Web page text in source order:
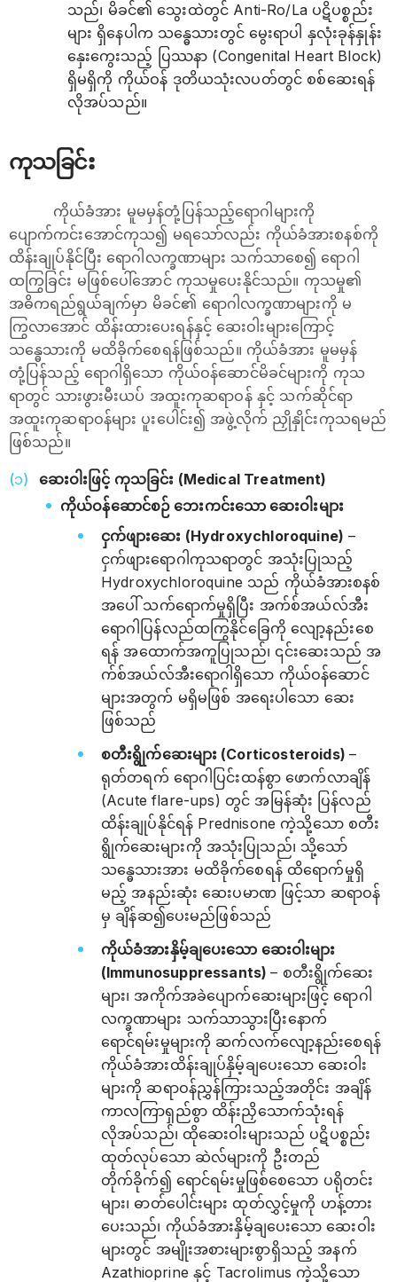
သည်၊ မိခင်၏ သွေးထဲတွင် Anti-Ro/La ပဋိပစ္စည်း
များ ရှိနေပါက သန္ဓေသားတွင် မွေးရာပါ နှလုံးခုန်နှုန်း
နှေးကွေးသည့် ပြဿနာ (Congenital Heart Block)
ရှိမရှိကို ကိုယ်ဝန် ဒုတိယသုံးလပတ်တွင် စစ်ဆေးရန်
လိုအပ်သည်။
ကုသခြင်း
ကိုယ်ခံအား မူမမှန်တုံ့ပြန်သည့်ရောဂါများကို
ပျောက်ကင်းအောင်ကုသ၍ မရသော်လည်း ကိုယ်ခံအားစနစ်ကို
ထိန်းချုပ်နိုင်ပြီး ရောဂါလက္ခဏာများ သက်သာစေ၍ ရောဂါ
ထကြွခြင်း မဖြစ်ပေါ်အောင် ကုသမှုပေးနိုင်သည်။ ကုသမှု၏
အဓိကရည်ရွယ်ချက်မှာ မိခင်၏ ရောဂါလက္ခဏာများကို မ
ကြွလာအောင် ထိန်းထားပေးရန်နှင့် ဆေးဝါးများကြောင့်
သန္ဓေသားကို မထိခိုက်စေရန်ဖြစ်သည်။ ကိုယ်ခံအား မူမမှန်
တုံ့ပြန်သည့် ရောဂါရှိသော ကိုယ်ဝန်ဆောင်မိခင်များကို ကုသ
ရာတွင် သားဖွားမီးယပ် အထူးကုဆရာဝန် နှင့် သက်ဆိုင်ရာ
အထူးကုဆရာဝန်များ ပူးပေါင်း၍ အဖွဲ့လိုက် ညှိုနှိုင်းကုသရမည်
ဖြစ်သည်။
ဆေးဝါးဖြင့် ကုသခြင်း (Medical Treatment)
ကိုယ်ဝန်ဆောင်စဉ် ဘေးကင်းသော ဆေးဝါးများ
ငှက်‌ဖျားဆေး (Hydroxychloroquine) –
ငှက်ဖျားရောဂါကုသရာတွင် အသုံးပြုသည့်
Hydroxychloroquine သည် ကိုယ်ခံအားစနစ်
အပေါ် သက်ရောက်မှုရှိပြီး အက်စ်အယ်လ်အီး
ရောဂါပြန်လည်ထကြွနိုင်ခြေကို လျော့နည်းစေ
ရန် အထောက်အကူပြုသည်၊ ၎င်းဆေးသည် အ
က်စ်အယ်လ်အီးရောဂါရှိသော ကိုယ်ဝန်ဆောင်
များအတွက် မရှိမဖြစ် အရေးပါသော ဆေး
ဖြစ်သည်
စတီးရွိုက်ဆေးများ (Corticosteroids) –
ရုတ်တရက် ရောဂါပြင်းထန်စွာ ဖောက်လာချိန်
(Acute flare-ups) တွင် အမြန်ဆုံး ပြန်လည်
ထိန်းချုပ်နိုင်ရန် Prednisone ကဲ့သို့သော စတီး
ရွိုက်ဆေးများကို အသုံးပြုသည်၊ သို့သော်
သန္ဓေသားအား မထိခိုက်စေရန် ထိရောက်မှုရှိ
မည့် အနည်းဆုံး ဆေးပမာဏ ဖြင့်သာ ဆရာဝန်
မှ ချိန်ဆ၍ပေးမည်ဖြစ်သည်
ကိုယ်ခံအားနှိမ့်ချပေးသော ဆေးဝါးများ
(Immunosuppressants)– စတီးရွိုက်ဆေး
များ၊ အကိုက်အခဲပျောက်ဆေးများဖြင့် ရောဂါ
လက္ခဏာများ သက်သာသွားပြီးနောက်
ရောင်ရမ်းမှုများကို ဆက်လက်လျော့နည်းစေရန်
ကိုယ်ခံအားထိန်းချုပ်နှိမ့်ချပေးသော ဆေးဝါး
များကို ဆရာဝန်ညွှန်ကြားသည့်အတိုင်း အချိန်
ကာလကြာရှည်စွာ ထိန်းညှိသောက်သုံးရန်
လိုအပ်သည်၊ ထိုဆေးဝါးများသည် ပဋိပစ္စည်း
ထုတ်လုပ်သော ဆဲလ်များကို ဦးတည်
တိုက်ခိုက်၍ ရောင်ရမ်းမှုဖြစ်စေသော ပရိုတင်း
များ၊ ဓာတ်ပေါင်းများ ထုတ်လွှင့်မှုကို ဟန့်တား
ပေးသည်၊ ကိုယ်ခံအားနှိမ့်ချပေးသော ဆေးဝါး
များတွင် အမျိုးအစားများစွာရှိသည့် အနက်
Azathioprine နှင့် Tacrolimus ကဲ့သို့သော